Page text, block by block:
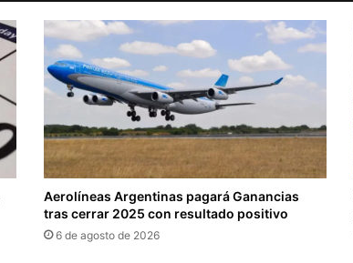
Aerolíneas Argentinas pagará Ganancias
tras cerrar 2025 con resultado positivo
6 de agosto de 2026